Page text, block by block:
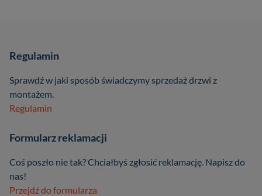
Regulamin
Sprawdź w jaki sposób świadczymy sprzedaż drzwi z
montażem.
Regulamin
Formularz reklamacji
Coś poszło nie tak? Chciałbyś zgłosić reklamację. Napisz do
nas!
Przejdź do formularza